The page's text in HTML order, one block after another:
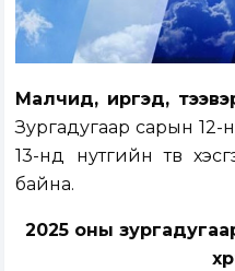
Малчид, иргэд,
Зургадугаар сарын 12-
13-нд нутгийн төв
байна.
2025 оны